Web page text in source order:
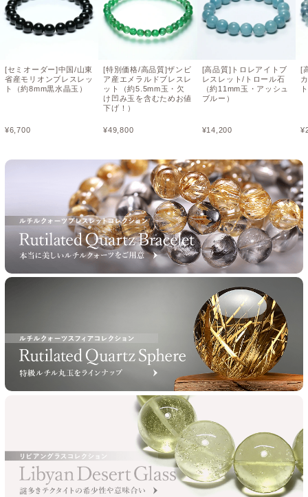
[セミオーダー]中国/山東
省産モリオンブレスレッ
ト（約8mm黒水晶玉）
¥6,700
[特別価格/高品質]ザンビ
ア産エメラルドブレスレ
ット（約5.5mm玉・欠
け凹み玉を含むためお値
下げ！）
¥49,800
[高品質]トロレアイトブ
レスレット/トロール石
（約11mm玉・アッシュ
ブルー）
¥14,200
[
¥